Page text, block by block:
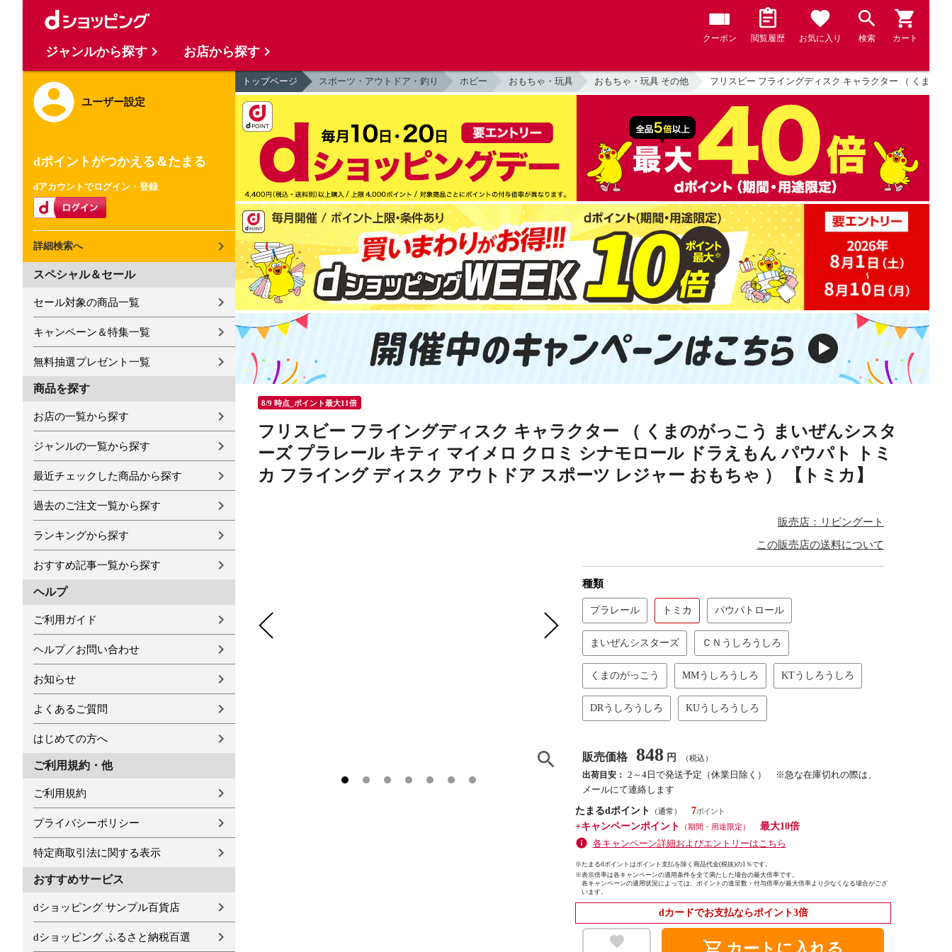
クーポン 閲覧履歴 お気に入り 検索 カート
ユーザー設定
dポイントがつかえる＆たまる
dアカウントでログイン・登録
詳細検索へ
スペシャル＆セール
セール対象の商品一覧
キャンペーン＆特集一覧
無料抽選プレゼント一覧
商品を探す
お店の一覧から探す
ジャンルの一覧から探す
最近チェックした商品から探す
過去のご注文一覧から探す
ランキングから探す
おすすめ記事一覧から探す
ヘルプ
ご利用ガイド
ヘルプ／お問い合わせ
お知らせ
よくあるご質問
はじめての方へ
ご利用規約・他
ご利用規約
プライバシーポリシー
特定商取引法に関する表示
おすすめサービス
dショッピング サンプル百貨店
dショッピング ふるさと納税百選
トップページ スポーツ・アウトドア・釣り ホビー おもちゃ・玩具 おもちゃ・玩具 その他 フリスビー フライングディスク キャラクター （ くまの
8/9 時点_ポイント最大11倍
フリスビー フライングディスク キャラクター （ くまのがっこう まいぜんシスタ
ーズ プラレール キティ マイメロ クロミ シナモロール ドラえもん パウパト トミ
カ フライング ディスク アウトドア スポーツ レジャー おもちゃ ） 【トミカ】
販売店：リビングート
この販売店の送料について
種類
プラレール トミカ パウパトロール
まいぜんシスターズ ＣＮうしろうしろ
くまのがっこう MMうしろうしろ KTうしろうしろ
DRうしろうしろ KUうしろうしろ
販売価格 848 円 （税込）
出荷目安： 2～4日で発送予定（休業日除く） ※急な在庫切れの際は、
メールにて連絡します
たまるdポイント
（通常）
7
+キャンペーンポイント
（期間・用途限定）
最大10倍
各キャンペーン詳細およびエントリーはこちら
※たまるdポイントはポイント支払を除く商品代金(税抜)の1％です。
※表示倍率は各キャンペーンの適用条件を全て満たした場合の最大倍率です。
各キャンペーンの適用状況によっては、ポイントの進呈数・付与倍率が最大倍率より少なくなる場合がござ
います。
dカードでお支払ならポイント3倍
ジャンルから探す お店から探す